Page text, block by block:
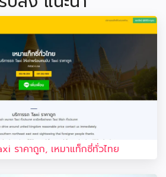
ราคาถูก, เหมาแท็กซี่ทั่วไทย